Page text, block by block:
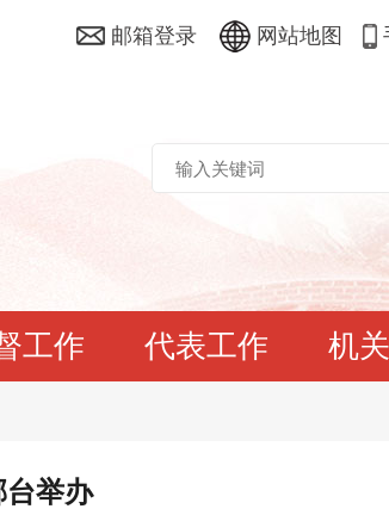
邮箱登录 网站地图
工作 代表工作 机
举办